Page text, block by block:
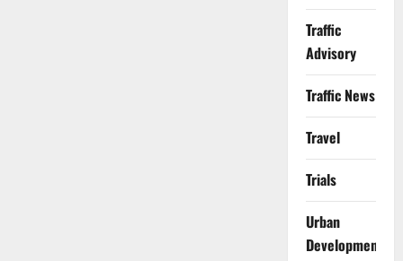
Traffic
Advisory
Traffic News
Travel
Trials
Urban
Development